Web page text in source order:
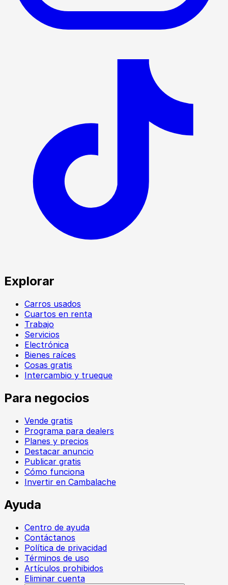
Explorar
Carros usados
Cuartos en renta
Trabajo
Servicios
Electrónica
Bienes raíces
Cosas gratis
Intercambio y trueque
Para negocios
Vende gratis
Programa para dealers
Planes y precios
Destacar anuncio
Publicar gratis
Cómo funciona
Invertir en Cambalache
Ayuda
Centro de ayuda
Contáctanos
Política de privacidad
Términos de uso
Artículos prohibidos
Eliminar cuenta